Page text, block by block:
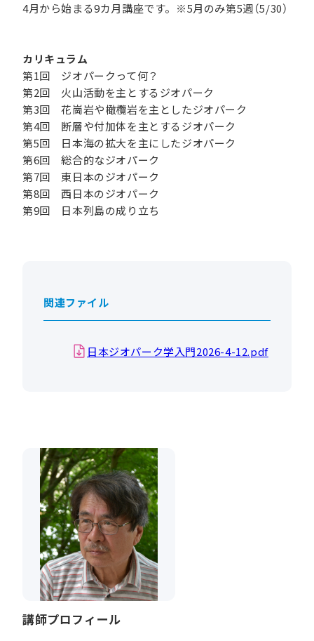
4月から始まる9カ月講座です。※5月のみ第5週（5/30）
カリキュラム
第1回 ジオパークって何？
第2回 火山活動を主とするジオパーク
第3回 花崗岩や橄欖岩を主としたジオパーク
第4回 断層や付加体を主とするジオパーク
第5回 日本海の拡大を主にしたジオパーク
第6回 総合的なジオパーク
第7回 東日本のジオパーク
第8回 西日本のジオパーク
第9回 日本列島の成り立ち
関連ファイル
日本ジオパーク学入門2026-4-12.pdf
講師プロフィール